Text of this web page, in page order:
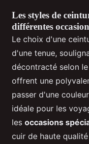
Les styles de
différentes
Le choix d'une
d'une tenue,
décontracté selon
offrent une
passer d'une
idéale pour les
les occasions
cuir de haute